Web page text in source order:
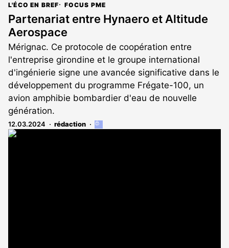
L'ÉCO EN BREF FOCUS PME
Partenariat entre Hynaero et Altitude
Aerospace
Mérignac. Ce protocole de coopération entre
l'entreprise girondine et le groupe international
d'ingénierie signe une avancée significative dans le
développement du programme Frégate-100, un
avion amphibie bombardier d'eau de nouvelle
génération.
12.03.2024 rédaction
Cet